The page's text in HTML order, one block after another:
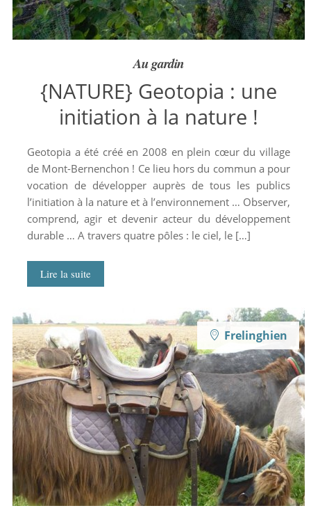
Au gardin
{NATURE} Geotopia : une
initiation à la nature !
Geotopia a été créé en 2008 en plein cœur du village
de Mont-Bernenchon ! Ce lieu hors du commun a pour
vocation de développer auprès de tous les publics
l’initiation à la nature et à l’environnement … Observer,
comprend, agir et devenir acteur du développement
durable … A travers quatre pôles : le ciel, le […]
Lire la suite
Frelinghien